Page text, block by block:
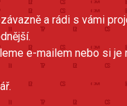
a rádi s vámi
e-mailem nebo si je